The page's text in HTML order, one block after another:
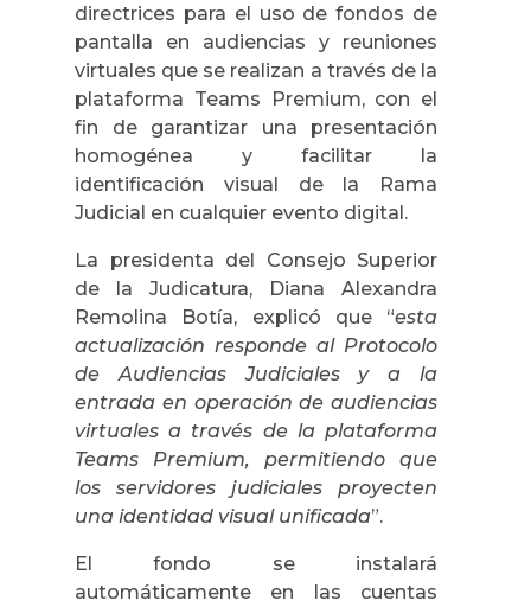
directrices para el uso de fondos de
pantalla en audiencias y reuniones
virtuales que se realizan a través de la
plataforma Teams Premium, con el
fin de garantizar una presentación
homogénea y facilitar la
identificación visual de la Rama
Judicial en cualquier evento digital.
La presidenta del Consejo Superior
de la Judicatura, Diana Alexandra
Remolina Botía, explicó que “esta
actualización responde al Protocolo
de Audiencias Judiciales y a la
entrada en operación de audiencias
virtuales a través de la plataforma
Teams Premium, permitiendo que
los servidores judiciales proyecten
una identidad visual unificada”.
El fondo se instalará
automáticamente en las cuentas